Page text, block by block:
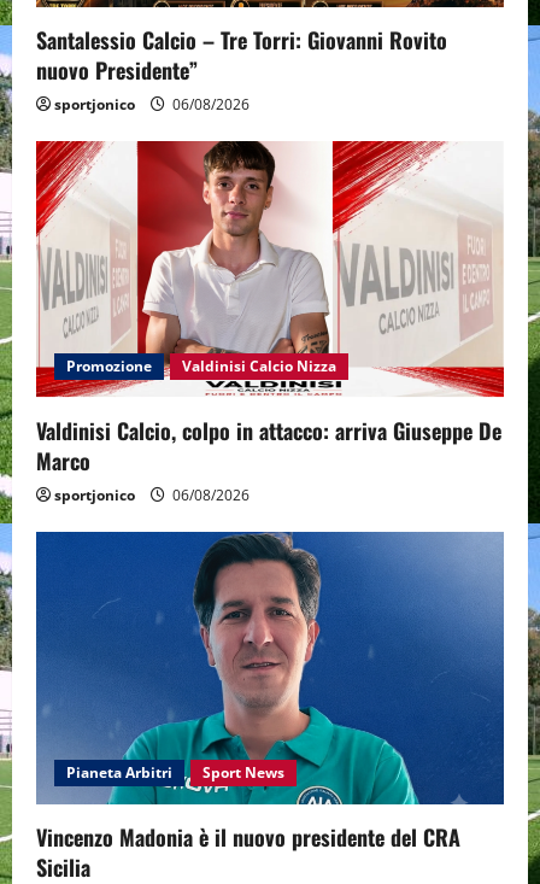
Santalessio Calcio – Tre Torri: Giovanni Rovito
nuovo Presidente”
sportjonico 06/08/2026
Promozione Valdinisi Calcio Nizza
Valdinisi Calcio, colpo in attacco: arriva Giuseppe De
Marco
sportjonico 06/08/2026
Pianeta Arbitri Sport News
Vincenzo Madonia è il nuovo presidente del CRA
Sicilia